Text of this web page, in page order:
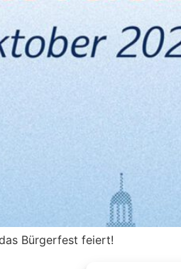
Bürgerfest feiert!